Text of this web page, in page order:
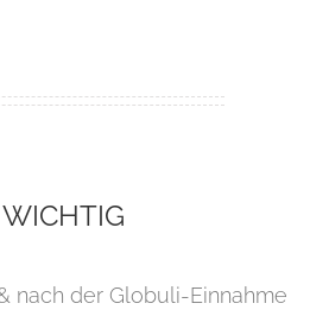
WICHTIG
nach der Globuli-Einnahme